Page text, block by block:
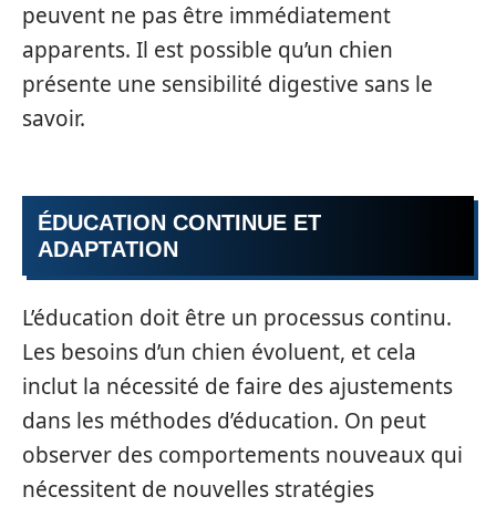
peuvent ne pas être immédiatement
apparents. Il est possible qu’un chien
présente une sensibilité digestive sans le
savoir.
ÉDUCATION CONTINUE ET
ADAPTATION
L’éducation doit être un processus continu.
Les besoins d’un chien évoluent, et cela
inclut la nécessité de faire des ajustements
dans les méthodes d’éducation. On peut
observer des comportements nouveaux qui
nécessitent de nouvelles stratégies